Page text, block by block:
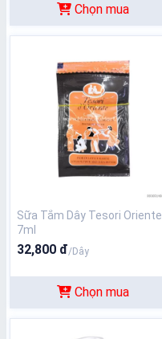
Chọn mua
Sữa Tắm Dây Tesori Oriente
7ml
32,800 đ/Dây
Chọn mua